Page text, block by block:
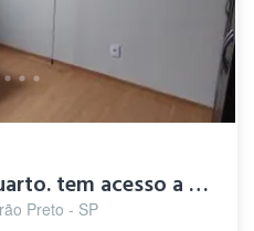
não é somente um quarto. tem acesso a ar...
Preto - SP